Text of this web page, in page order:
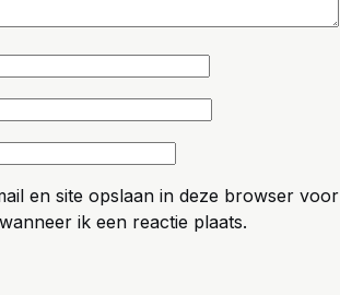
en site opslaan in deze browser voor
ik een reactie plaats.